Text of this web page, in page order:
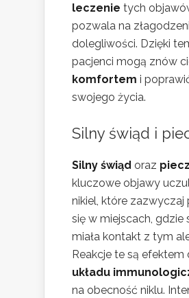
leczenie tych
pozwala na
dolegliwości. Dzięki
pacjenci mogą znów
komfortem i
swojego życia.
Silny świąd i
Silny świąd oraz
kluczowe objawy
nikiel, które zazwyczaj
się w miejscach, gdzie
miała kontakt z tym
Reakcje te są efektem
układu
na obecność niklu.